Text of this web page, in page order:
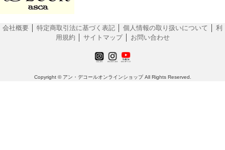
会社概要 特定商取引法に基づく表記 個人情報の取り扱いについて
利
用規約
サイトマップ│ お問い合わせ
Copyright © アン・デコールオンラインショップ All Rights Reserved.